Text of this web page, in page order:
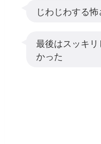
じわじわする怖
最後はスッキ
かった